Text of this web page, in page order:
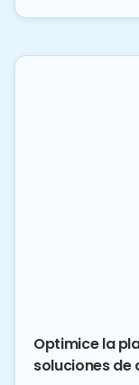
Optimice la
soluciones